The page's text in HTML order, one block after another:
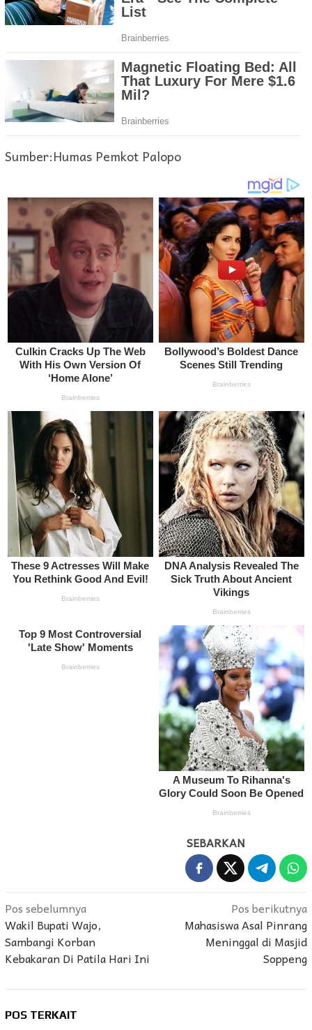
Sumber:Humas Pemkot Palopo
SEBARKAN
Navigasi
pos
Pos sebelumnya
Wakil Bupati Wajo,
Sambangi Korban
Kebakaran Di Patila Hari Ini
Pos berikutnya
Mahasiswa Asal Pinrang
Meninggal di Masjid
Soppeng
POS TERKAIT